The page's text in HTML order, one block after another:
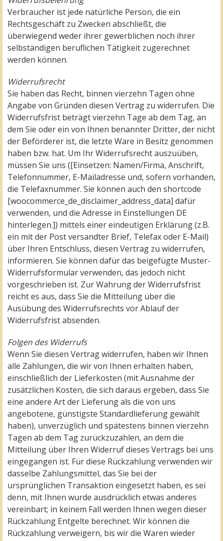
Verbraucher ist jede natürliche Person, die ein
Rechtsgeschäft zu Zwecken abschließt, die
überwiegend weder ihrer gewerblichen noch ihrer
selbständigen beruflichen Tätigkeit zugerechnet
werden können.
Widerrufsrecht
Sie haben das Recht, binnen vierzehn Tagen ohne
Angabe von Gründen diesen Vertrag zu widerrufen. Die
Widerrufsfrist beträgt vierzehn Tage ab dem Tag, an
dem Sie oder ein von Ihnen benannter Dritter, der nicht
der Beförderer ist, die letzte Ware in Besitz genommen
haben bzw. hat. Um Ihr Widerrufsrecht auszuüben,
müssen Sie uns ([Einsetzen: Namen/Firma, Anschrift,
Telefonnummer, E-Mailadresse und, sofern vorhanden,
die Telefaxnummer. Sie können auch den shortcode
[woocommerce_de_disclaimer_address_data] dafür
verwenden, und die Adresse in Einstellungen DE
hinterlegen.]) mittels einer eindeutigen Erklärung (z.B.
ein mit der Post versandter Brief, Telefax oder E-Mail)
über Ihren Entschluss, diesen Vertrag zu widerrufen,
informieren. Sie können dafür das beigefügte Muster-
Widerrufsformular verwenden, das jedoch nicht
vorgeschrieben ist. Zur Wahrung der Widerrufsfrist
reicht es aus, dass Sie die Mitteilung über die
Ausübung des Widerrufsrechts vor Ablauf der
Widerrufsfrist absenden.
Folgen des Widerrufs
Wenn Sie diesen Vertrag widerrufen, haben wir Ihnen
alle Zahlungen, die wir von Ihnen erhalten haben,
einschließlich der Lieferkosten (mit Ausnahme der
zusätzlichen Kosten, die sich daraus ergeben, dass Sie
eine andere Art der Lieferung als die von uns
angebotene, günstigste Standardlieferung gewählt
haben), unverzüglich und spätestens binnen vierzehn
Tagen ab dem Tag zurückzuzahlen, an dem die
Mitteilung über Ihren Widerruf dieses Vertrags bei uns
eingegangen ist. Für diese Rückzahlung verwenden wir
dasselbe Zahlungsmittel, das Sie bei der
ursprünglichen Transaktion eingesetzt haben, es sei
denn, mit Ihnen wurde ausdrücklich etwas anderes
vereinbart; in keinem Fall werden Ihnen wegen dieser
Rückzahlung Entgelte berechnet. Wir können die
Rückzahlung verweigern, bis wir die Waren wieder